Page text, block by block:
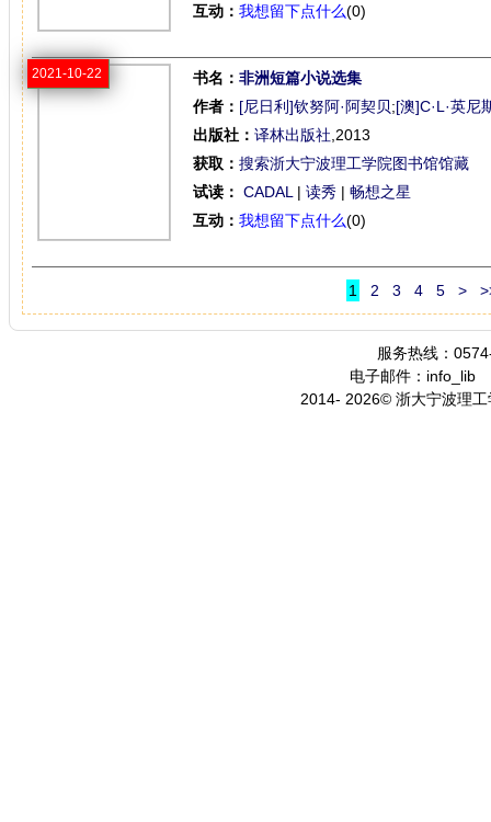
互动： 我想留下点什么(0)
2021-10-22 书名： 非洲短篇小说选集
作者： [尼日利]钦努阿·阿契贝;[澳]C·L·英尼
出版社： 译林出版社 ,2013
获取： 搜索浙大宁波理工学院图书馆馆藏
试读： CADAL | 读秀 | 畅想之星
互动： 我想留下点什么(0)
1 2 3 4 5 >
服务热线：
电子邮件：info_lib
2014- 2026© 浙大宁波理工